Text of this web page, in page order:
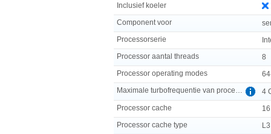
Inclusief koeler
Component voor
Processorserie
Processor aantal threads
8
Processor operating modes
4
Processor cache
Processor cache type
L3